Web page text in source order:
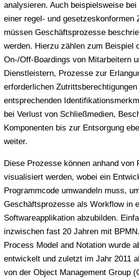
analysieren. Auch beispielsweise
einer regel- und gesetzeskonformen
müssen Geschäftsprozesse
werden. Hierzu zählen zum Beispiel
On-/Off-Boardings von Mitarbeitern
Dienstleistern, Prozesse zur
erforderlichen Zutrittsberechtigungen
entsprechenden
bei Verlust von Schließmedien,
Komponenten bis zur Entsorgung
weiter.
Diese Prozesse können anhand von
visualisiert werden, wobei ein
Programmcode umwandeln muss,
Geschäftsprozesse als Workflow in
Softwareapplikation abzubilden.
inzwischen fast 20 Jahren mit
Process Model and Notation wurde
entwickelt und zuletzt im Jahr 2011
von der Object Management Group